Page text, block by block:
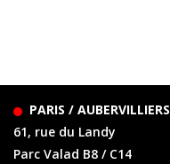
PARIS / AUBERVILLIERS
61, rue du Landy
Parc Valad B8 / C14